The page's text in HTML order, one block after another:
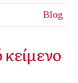
Blog